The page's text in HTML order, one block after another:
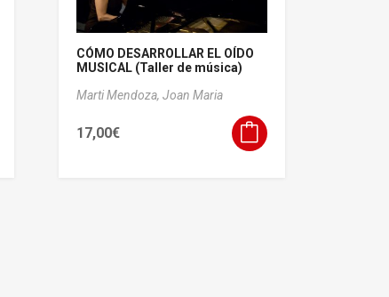
CÓMO DESARROLLAR EL OÍDO
MUSICAL (Taller de música)
Marti Mendoza, Joan Maria
17,00€